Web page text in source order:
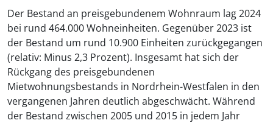
Der Bestand an preisgebundenem Wohnraum lag 2024
bei rund 464.000 Wohneinheiten. Gegenüber 2023 ist
der Bestand um rund 10.900 Einheiten zurückgegangen
(relativ: Minus 2,3 Prozent). Insgesamt hat sich der
Rückgang des preisgebundenen
Mietwohnungsbestands in Nordrhein-Westfalen in den
vergangenen Jahren deutlich abgeschwächt. Während
der Bestand zwischen 2005 und 2015 in jedem Jahr